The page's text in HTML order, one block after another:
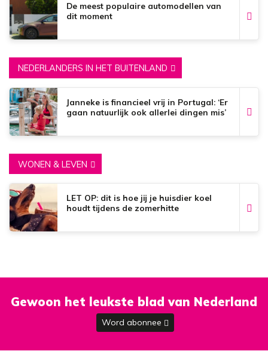
De meest populaire automodellen van
dit moment
NEDERLANDERS IN HET BUITENLAND
Janneke is financieel vrij in Portugal: ‘Er
gaan natuurlijk ook allerlei dingen mis’
WONEN & LEVEN
LET OP: dit is hoe jij je huisdier koel
houdt tijdens de zomerhitte
Gewoon het leukste blad van Nederland
Word abonnee